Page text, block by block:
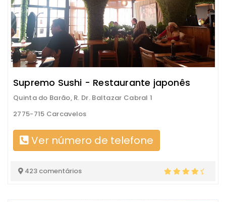
Supremo Sushi - Restaurante japonês
Quinta do Barão, R. Dr. Baltazar Cabral 1
2775-715 Carcavelos
Ver número de telefone
423 comentários